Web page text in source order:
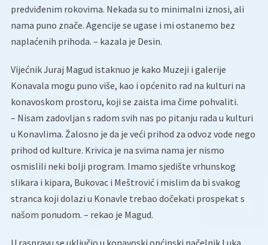
predviđenim rokovima. Nekada su to minimalni iznosi, ali
nama puno znače. Agencije se ugase i mi ostanemo bez
naplaćenih prihoda. – kazala je Desin.
Vijećnik Juraj Magud istaknuo je kako Muzeji i galerije
Konavala mogu puno više, kao i općenito rad na kulturi na
konavoskom prostoru, koji se zaista ima čime pohvaliti.
– Nisam zadovljan s radom svih nas po pitanju rada u kulturi
u Konavlima. Žalosno je da je veći prihod za odvoz vode nego
prihod od kulture. Krivica je na svima nama jer nismo
osmislili neki bolji program. Imamo sjedište vrhunskog
slikara i kipara, Bukovac i Meštrović i mislim da bi svakog
stranca koji dolazi u Konavle trebao dočekati prospekat s
našom ponudom. – rekao je Magud.
U raspravu se uključio u konavoski općinski načelnik Luka